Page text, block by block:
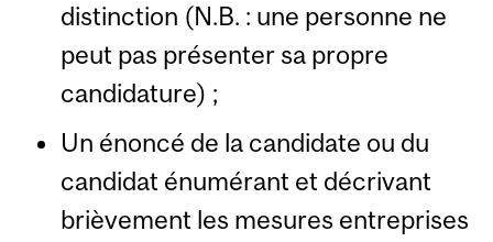
distinction (N.B. : une personne ne
peut pas présenter sa propre
candidature) ;
Un énoncé de la candidate ou du
candidat énumérant et décrivant
brièvement les mesures entreprises